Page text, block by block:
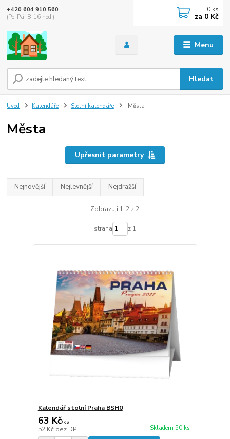
Menu
Hledat
+420 604 910 560
(Po-Pá, 8-16 hod.)
0 ks
za 0 Kč
Úvod Kalendáře Stolní kalendáře Města
Města
Upřesnit parametry
Nejnovější Nejlevnější Nejdražší
Zobrazuji 1-2 z 2
strana z 1
Kalendář stolní Praha BSH0
63 Kč/ks
52 Kč bez DPH Skladem 50 ks